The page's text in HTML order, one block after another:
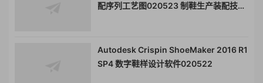
配序列工艺图020523 制鞋生产装配技术
Autodesk Crispin ShoeMaker 2016 R1
SP4 数字鞋样设计软件020522